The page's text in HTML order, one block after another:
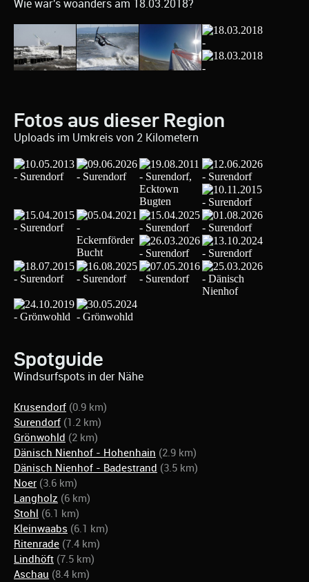
Wie war's woanders am 18.03.2018?
Fotos aus dieser Region
Uploads im Umkreis von 2 Kilometern
Spotguide
Windsurfspots in der Nähe
Krusendorf (0.9 km)
Surendorf (1.2 km)
Grönwohld (2 km)
Dänisch Nienhof - Hohenhain (2.9 km)
Dänisch Nienhof - Badestrand (3.5 km)
Noer (3.6 km)
Langholz (6 km)
Stohl (6.1 km)
Kleinwaabs (6.1 km)
Ritenrade (7.4 km)
Lindhöft (7.5 km)
Aschau (8.4 km)